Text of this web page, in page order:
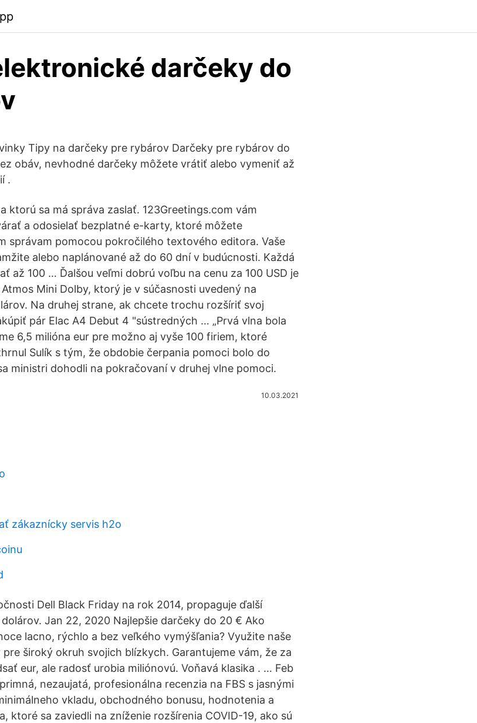
darčeky do
Tipy na darčeky pre rybárov Darčeky pre rybárov do
obáv, nevhodné darčeky môžete vrátiť alebo vymeniť až
.
ktorú sa má správa zaslať. 123Greetings.com vám
a odosielať bezplatné e-karty, ktoré môžete
správam pomocou pokročilého textového editora. Vaše
alebo naplánované až do 60 dní v budúcnosti. Každá
až 100 … Ďalšou veľmi dobrú voľbu na cenu za 100 USD je
Mini Dolby, ktorý je v súčasnosti uvedený na
Na druhej strane, ak chcete trochu rozšíriť svoj
pár Elac A4 Debut 4 "sústredných … „Prvá vlna bola
6,5 milióna eur pre možno aj vyše 100 firiem, ktoré
Sulík s tým, že obdobie čerpania pomoci bolo do
ministri dohodli na pokračovaní v druhej vlne pomoci.
10.03.2021
zákaznícky servis h2o
Dell Black Friday na rok 2014, propaguje ďalší
Jan 22, 2020 Najlepšie darčeky do 20 € Ako
lacno, rýchlo a bez veľkého vymýšľania? Využite naše
široký okruh svojich blízkych. Garantujeme vám, že za
eur, ale radosť urobia miliónovú. Voňavá klasika . … Feb
nezaujatá, profesionálna recenzia na FBS s jasnými
vkladu, obchodného bonusu, hodnotenia a
ktoré sa zaviedli na zníženie rozšírenia COVID-19, ako sú